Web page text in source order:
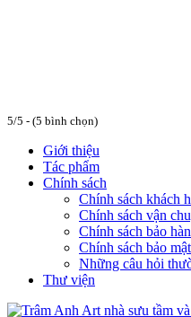
5/5 - (5 bình chọn)
Giới thiệu
Tác phẩm
Chính sách
Chính sách khách
Chính sách vận
Chính sách bảo
Chính sách bảo mật
Những câu hỏi
Thư viện